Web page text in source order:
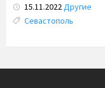
15.11.2022Другие
Tags:
Севастополь